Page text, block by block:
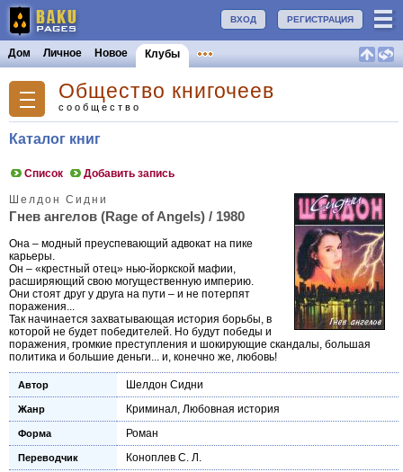
РЕГИСТРАЦИЯ
ВХОД
Дом Личное Новое Клубы
Общество книгочеев
сообщество
Каталог книг
Список Добавить запись
Шелдон Сидни
Гнев ангелов (Rage of Angels) / 1980
Она – модный преуспевающий адвокат на пике
карьеры.
Он – «крестный отец» нью-йоркской мафии,
расширяющий свою могущественную империю.
Они стоят друг у друга на пути – и не потерпят
поражения...
Так начинается захватывающая история борьбы, в
которой не будет победителей. Но будут победы и
поражения, громкие преступления и шокирующие скандалы, большая
политика и большие деньги... и, конечно же, любовь!
Автор Шелдон Сидни
Жанр Криминал, Любовная история
Форма Роман
Переводчик Коноплев С. Л.